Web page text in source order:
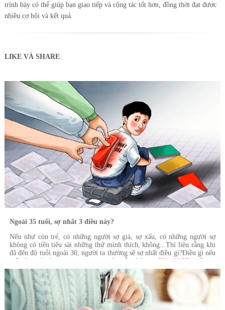
trình bày có thể giúp bạn giao tiếp và cộng tác tốt hơn, đồng thời đạt được
nhiều cơ hội và kết quả.
LIKE VÀ SHARE
Ngoài 35 tuổi, sợ nhất 3 điều này?
Nếu như còn trẻ, có những người sợ già, sợ xấu, có những người sợ
không có tiền tiêu sài những thứ mình thích, không...Thì liệu rằng khi
đã đến độ tuổi ngoài 30, người ta thường sẽ sợ nhất điều gì?Điều gì nếu
mất đi, mới thực sự quan trọng với mỗi chúng ta?Ngoài 35 tuổi, sợ
nhất 3 điều này?